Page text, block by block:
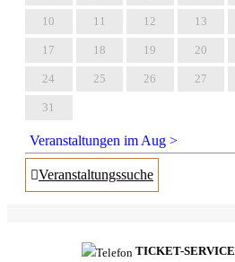
10 11 12 13
17 18 19 20
24 25 26 27
31
Veranstaltungen im Aug >
Veranstaltungssuche
TICKET-SERVICE